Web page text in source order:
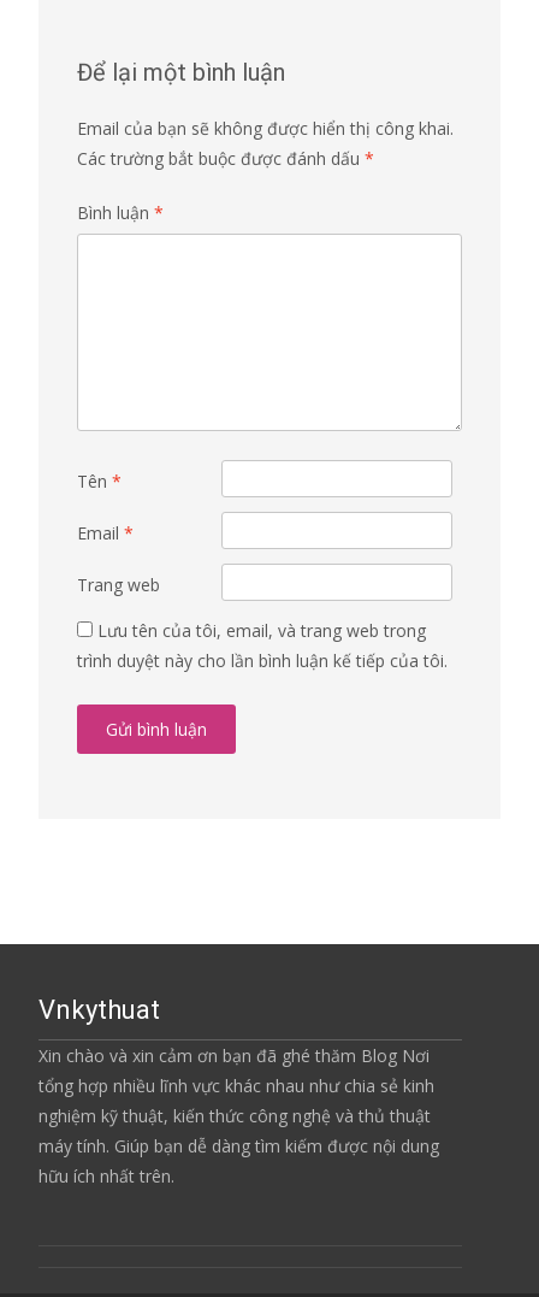
Để lại một bình luận
Email của bạn sẽ không được hiển thị công khai.
Các trường bắt buộc được đánh dấu *
Bình luận *
Tên *
Email *
Trang web
Lưu tên của tôi, email, và trang web trong
trình duyệt này cho lần bình luận kế tiếp của tôi.
Vnkythuat
Xin chào và xin cảm ơn bạn đã ghé thăm Blog Nơi
tổng hợp nhiều lĩnh vực khác nhau như chia sẻ kinh
nghiệm kỹ thuật, kiến thức công nghệ và thủ thuật
máy tính. Giúp bạn dễ dàng tìm kiếm được nội dung
hữu ích nhất trên.